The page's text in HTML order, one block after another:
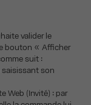
valider le
bouton « Afficher
suit :
saisissant son
Web (Invité) : par